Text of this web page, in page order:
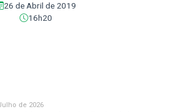
26 de Abril de 2019
16h20
de 2026